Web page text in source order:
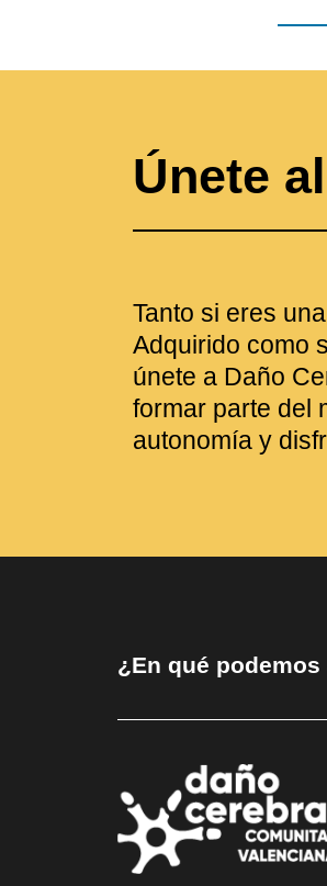
Únete
Tanto si eres
Adquirido como
únete a Daño
formar parte del
autonomía y
¿En qué